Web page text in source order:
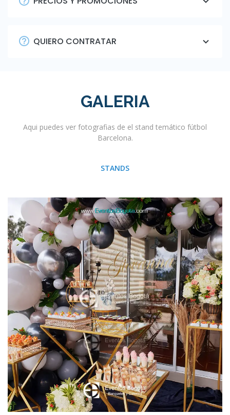
QUIERO CONTRATAR
GALERIA
Aqui puedes ver fotografias de el stand temático fútbol
Barcelona.
STANDS